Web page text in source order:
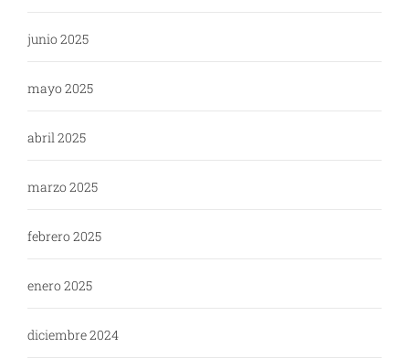
junio 2025
mayo 2025
abril 2025
marzo 2025
febrero 2025
enero 2025
diciembre 2024